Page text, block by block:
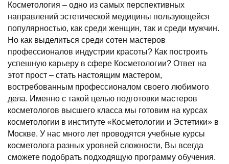
Косметология – одно из самых перспективных
направлений эстетической медицины пользующейся
популярностью, как среди женщин, так и среди мужчин.
Но как выделиться среди сотен мастеров
профессионалов индустрии красоты? Как построить
успешную карьеру в сфере Косметологии? Ответ на
этот прост – стать настоящим мастером,
востребованным профессионалом своего любимого
дела. Именно с такой целью подготовки мастеров
косметологов высшего класса мы готовим на курсах
косметологии в институте «Косметологии и Эстетики» в
Москве. У нас много лет проводятся учебные курсы
косметолога разных уровней сложности, Вы всегда
сможете подобрать подходящую программу обучения.